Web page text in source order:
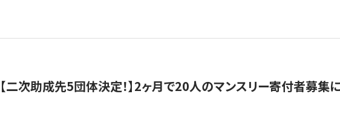
【二次助成先5団体決定！】2ヶ月で20人のマンスリー寄付者募集